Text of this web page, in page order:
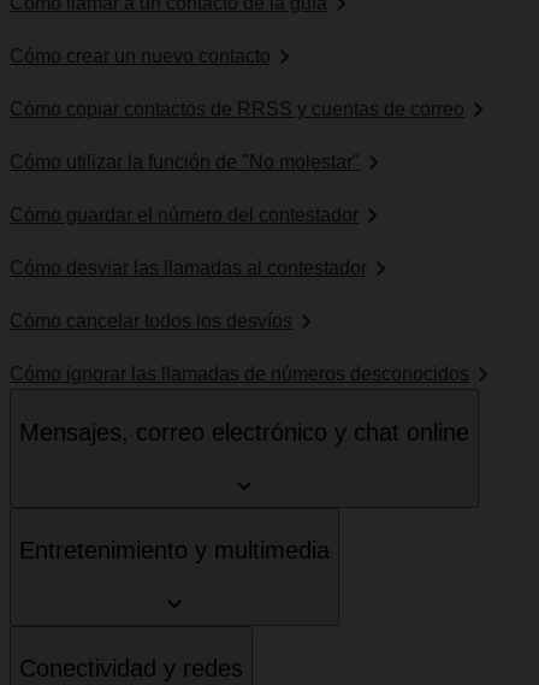
Cómo crear un nuevo contacto
Cómo copiar contactos de RRSS y cuentas de correo
Cómo utilizar la función de "No molestar"
Cómo guardar el número del contestador
Cómo desviar las llamadas al contestador
Cómo cancelar todos los desvíos
Cómo ignorar las llamadas de números desconocidos
Mensajes, correo electrónico y chat online
Entretenimiento y multimedia
Conectividad y redes